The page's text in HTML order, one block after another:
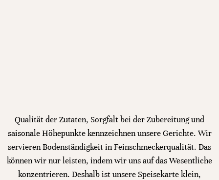
Qualität der Zutaten, Sorgfalt bei der Zubereitung und
saisonale Höhepunkte kennzeichnen unsere Gerichte. Wir
servieren Bodenständigkeit in Feinschmeckerqualität. Das
können wir nur leisten, indem wir uns auf das Wesentliche
konzentrieren. Deshalb ist unsere Speisekarte klein,